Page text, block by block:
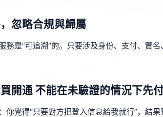
忽略合規與歸屬
務是“可追溯”的。只要涉及身份、支付、實
開通 不能在未驗證的情況下先
你覺得“只要對方把登入信息給我就行”，結果